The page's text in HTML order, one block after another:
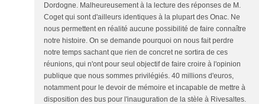
Dordogne. Malheureusement à la lecture des réponses de M.
Coget qui sont d'ailleurs identiques à la plupart des Onac. Ne
nous permettent en réalité aucune possibilité de faire connaître
notre histoire. On se demande pourquoi on nous fait perdre
notre temps sachant que rien de concret ne sortira de ces
réunions, qui n'ont pour seul objectif de faire croire à l'opinion
publique que nous sommes privilégiés. 40 millions d'euros,
notamment pour le devoir de mémoire et incapable de mettre à
disposition des bus pour l'inauguration de la stèle à Rivesaltes.